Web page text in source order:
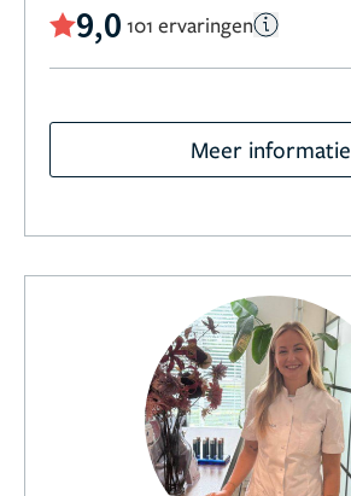
9,0 101 ervaringen
Meer informatie